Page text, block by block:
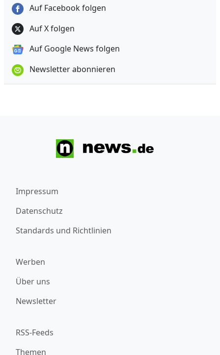
Auf Facebook folgen
Auf X folgen
Auf Google News folgen
Newsletter abonnieren
Impressum
Datenschutz
Standards und Richtlinien
Werben
Über uns
Newsletter
RSS-Feeds
Themen